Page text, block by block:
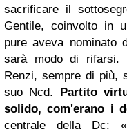
sacrificare il
Gentile, coinvolto in
pure aveva nominato
sarà modo di rifarsi.
Renzi, sempre di più,
suo Ncd. Partito
solido, com'erano i
centrale della Dc: